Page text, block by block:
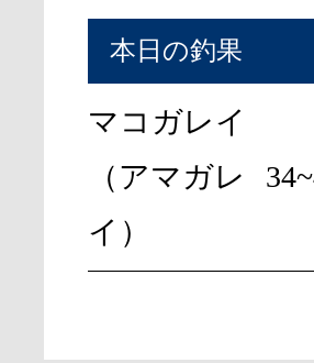
本日の釣果
マコガレイ
（アマガレ
イ）